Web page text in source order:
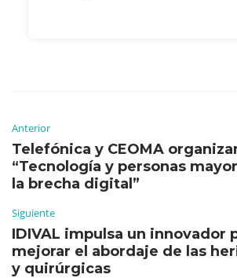
Anterior
Telefónica y CEOMA
“Tecnología y personas
la brecha digital”
Siguiente
IDIVAL impulsa un innovador
mejorar el abordaje de las
y quirúrgicas